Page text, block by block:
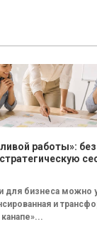
работы»: без
для бизнеса можно
и